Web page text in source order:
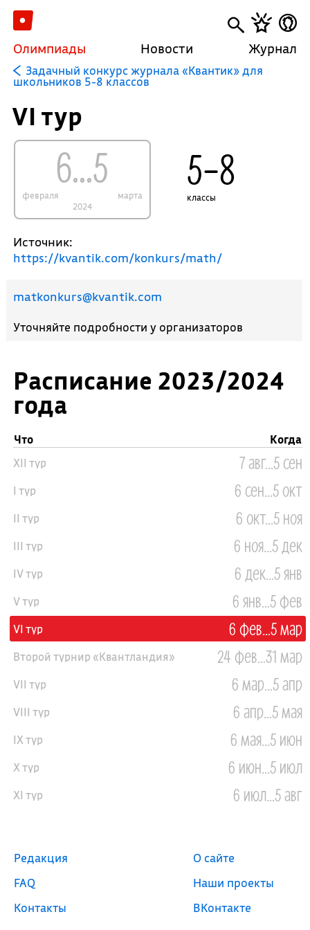
Олимпиады Новости Журнал
Задачный конкурс журнала «Квантик» для
школьников 5-8 классов
Расписание 2023/2024
года
Что
Когда
XII тур
7 авг...5 сен
I тур 6 сен...5 окт
II тур 6 окт...5 ноя
III тур 6 ноя...5 дек
IV тур 6 дек...5 янв
V тур 6 янв...5 фев
VI тур 6 фев...5 мар
Второй турнир «Квантландия» 24 фев...31 мар
VII тур 6 мар...5 апр
VIII тур 6 апр...5 мая
IX тур 6 мая...5 июн
X тур 6 июн...5 июл
XI тур 6 июл...5 авг
VI тур
6...5
февраля
марта
2024
5–8
классы
Источник:
https://kvantik.com/konkurs/math/
matkonkurs@kvantik.com
Уточняйте подробности у организаторов
Редакция
FAQ
Контакты
О сайте
Наши проекты
ВКонтакте